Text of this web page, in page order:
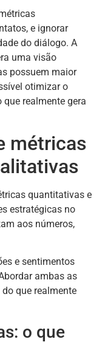
e ignorar
do diálogo. A
uma visão
possuem maior
otimizar o
realmente gera
métricas
quantitativas e
estratégicas no
aos números,
e sentimentos
ambas as
que realmente
o que